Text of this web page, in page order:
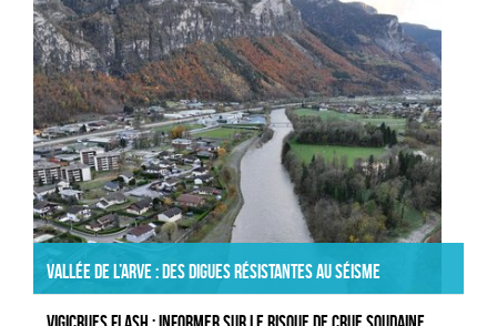
Vallée de l’Arve : des digues résistantes au séisme